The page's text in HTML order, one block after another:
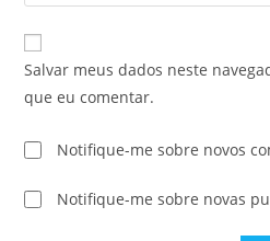
Salvar meus dados neste
que eu comentar.
Notifique-me sobre novos
Notifique-me sobre novas